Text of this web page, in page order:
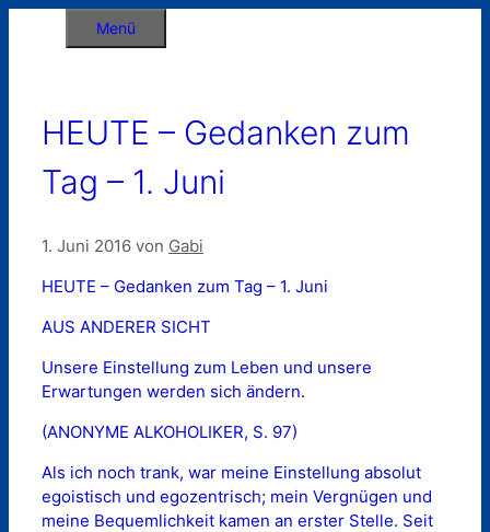
Menü
HEUTE – Gedanken zum
Tag – 1. Juni
1. Juni 2016 von Gabi
HEUTE – Gedanken zum Tag – 1. Juni
AUS ANDERER SICHT
Unsere Einstellung zum Leben und unsere
Erwartungen werden sich ändern.
(ANONYME ALKOHOLIKER, S. 97)
Als ich noch trank, war meine Einstellung absolut
egoistisch und egozentrisch; mein Vergnügen und
meine Bequemlichkeit kamen an erster Stelle. Seit